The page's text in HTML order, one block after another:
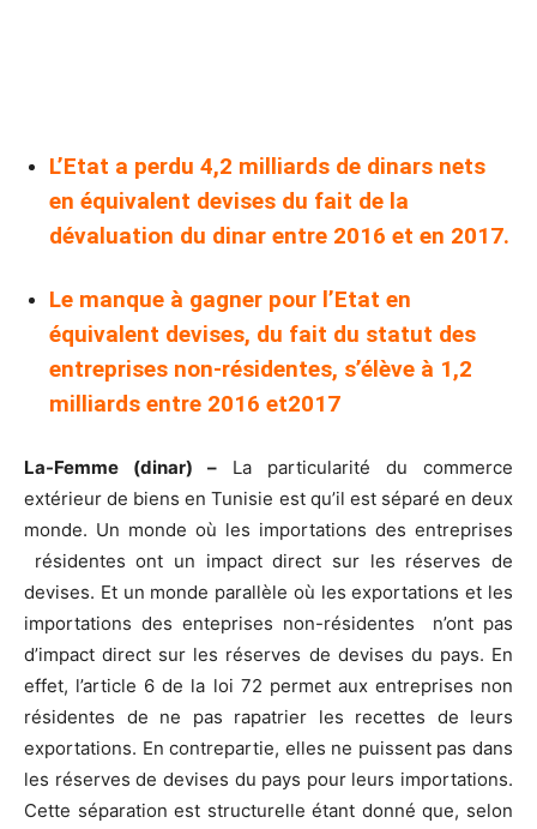
L’Etat a perdu 4,2 milliards de dinars nets
en équivalent devises du fait de la
dévaluation du dinar entre 2016 et en 2017.
Le manque à gagner pour l’Etat en
équivalent devises, du fait du statut des
entreprises non-résidentes, s’élève à 1,2
milliards entre 2016 et2017
La-Femme (dinar) – La particularité du commerce
extérieur de biens en Tunisie est qu’il est séparé en deux
monde. Un monde où les importations des entreprises
résidentes ont un impact direct sur les réserves de
devises. Et un monde parallèle où les exportations et les
importations des enteprises non-résidentes n’ont pas
d’impact direct sur les réserves de devises du pays. En
effet, l’article 6 de la loi 72 permet aux entreprises non
résidentes de ne pas rapatrier les recettes de leurs
exportations. En contrepartie, elles ne puissent pas dans
les réserves de devises du pays pour leurs importations.
Cette séparation est structurelle étant donné que, selon